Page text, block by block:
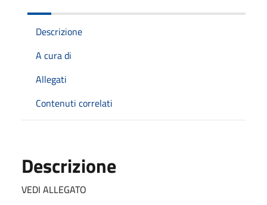
Descrizione
A cura di
Allegati
Contenuti correlati
Descrizione
VEDI ALLEGATO